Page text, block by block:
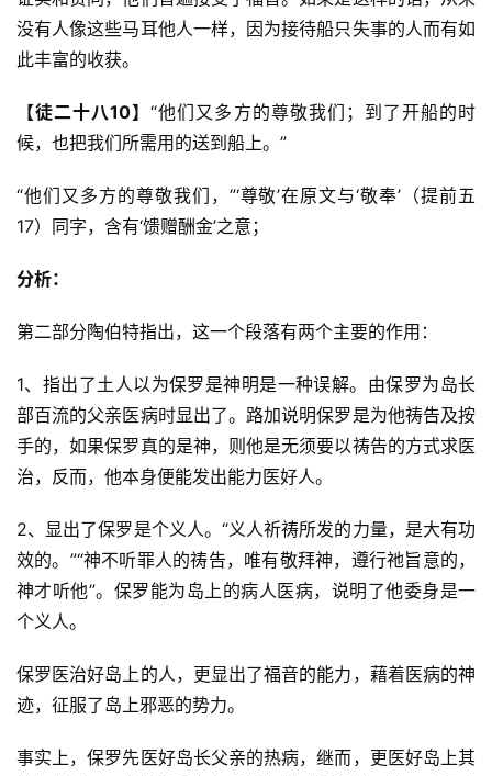
没有人像这些马耳他人一样，因为接待船只失事的人而有如
此丰富的收获。
【徒二十八10】“他们又多方的尊敬我们；到了开船的时
候，也把我们所需用的送到船上。”
“他们又多方的尊敬我们，”‘尊敬’在原文与‘敬奉’（提前五
17）同字，含有‘馈赠酬金’之意；
分析：
第二部分陶伯特指出，这一个段落有两个主要的作用：
1、指出了土人以为保罗是神明是一种误解。由保罗为岛长
部百流的父亲医病时显出了。路加说明保罗是为他祷告及按
手的，如果保罗真的是神，则他是无须要以祷告的方式求医
治，反而，他本身便能发出能力医好人。
2、显出了保罗是个义人。“义人祈祷所发的力量，是大有功
效的。”“神不听罪人的祷告，唯有敬拜神，遵行祂旨意的，
神才听他”。保罗能为岛上的病人医病，说明了他委身是一
个义人。
保罗医治好岛上的人，更显出了福音的能力，藉着医病的神
迹，征服了岛上邪恶的势力。
事实上，保罗先医好岛长父亲的热病，继而，更医好岛上其